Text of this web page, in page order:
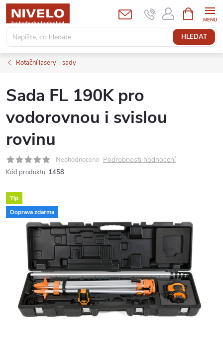
Přejít
obsah
HLEDAT
NÁKUPNÍ
KOŠÍK
Rotační lasery - sady
Sada FL 190K pro
vodorovnou i svislou
rovinu
Neohodnoceno Podrobnosti hodnocení
Kód produktu: 1458
Tip
Doprava zdarma